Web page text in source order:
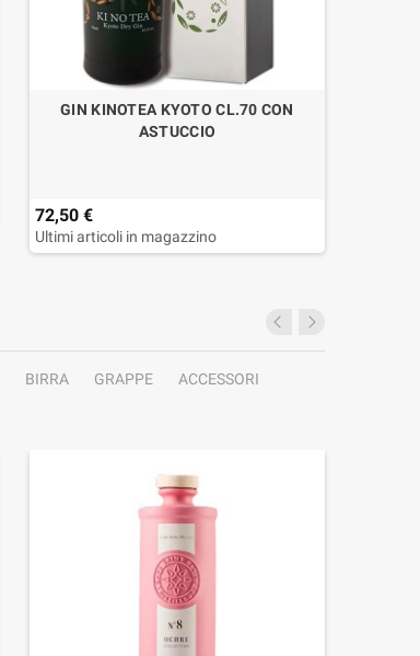
GIN KINOTEA KYOTO CL.70 CON
ASTUCCIO
72,50 €
Ultimi articoli in magazzino
BIRRA GRAPPE
ACCESSORI